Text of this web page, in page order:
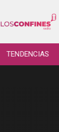
TENDENCIAS